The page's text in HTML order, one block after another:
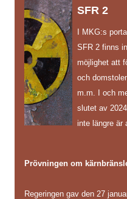
SFR 2
I MKG:s
SFR 2 finns
möjlighet att
och
m.m. I och
slutet av
inte längre är
Prövningen om
Regeringen gav den 27